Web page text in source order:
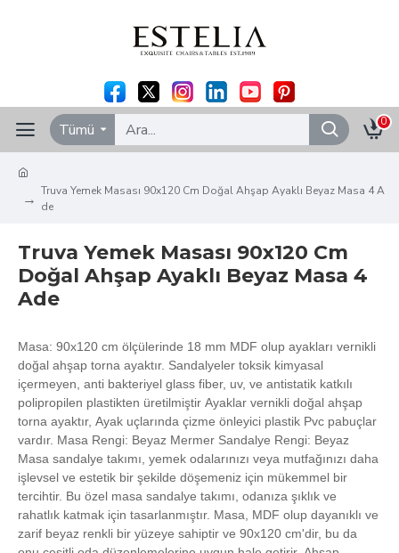
Tümü 0
Truva Yemek Masası 90x120 Cm Doğal Ahşap Ayaklı Beyaz Masa 4 A
de
Truva Yemek Masası 90x120 Cm
Doğal Ahşap Ayaklı Beyaz Masa 4
Ade
Masa: 90x120 cm ölçülerinde 18 mm MDF olup ayakları vernikli
doğal ahşap torna ayaktır. Sandalyeler toksik kimyasal
içermeyen, anti bakteriyel glass fiber, uv, ve antistatik katkılı
polipropilen plastikten üretilmiştir Ayaklar vernikli doğal ahşap
torna ayaktır, Ayak uçlarında çizme önleyici plastik Pvc pabuçlar
vardır. Masa Rengi: Beyaz Mermer Sandalye Rengi: Beyaz
Masa sandalye takımı, yemek odalarınızı veya mutfağınızı daha
işlevsel ve estetik bir şekilde döşemeniz için mükemmel bir
tercihtir. Bu özel masa sandalye takımı, odanıza şıklık ve
rahatlık katmak için tasarlanmıştır. Masa, MDF olup dayanıklı ve
zarif beyaz renkli bir yüzeye sahiptir ve 90x120 cm'dir, bu da